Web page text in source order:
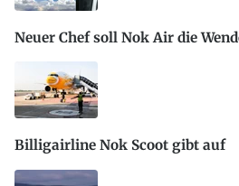
Neuer Chef soll Nok Air die
Billigairline Nok Scoot gibt auf